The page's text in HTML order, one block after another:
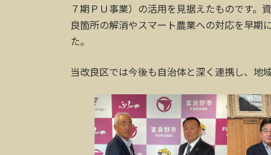
７期ＰＵ事業）の活用を見据えたものです。
良箇所の解消やスマート農業への対応を早期
た。
当改良区では今後も自治体と深く連携し、地